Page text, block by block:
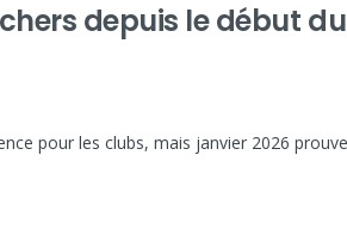
depuis le début
pour les clubs, mais janvier 2026 prouve